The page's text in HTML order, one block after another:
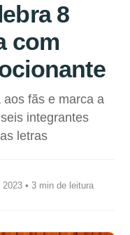
8
com
aos fãs e marca a
integrantes
letras
2023 • 3 min de leitura